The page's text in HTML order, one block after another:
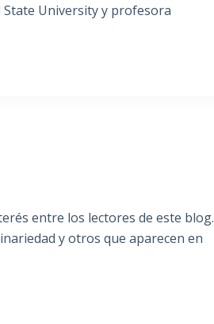
University y profesora
entre los lectores de este blog.
y otros que aparecen en